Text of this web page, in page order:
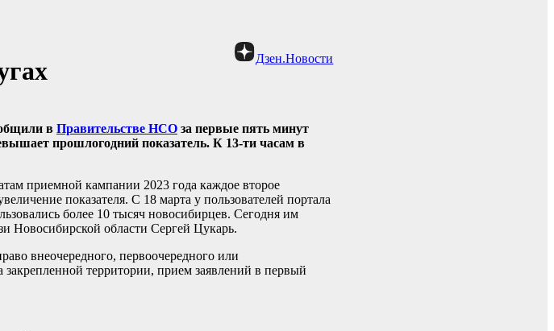
Дзен.Новости
в Правительстве НСО за первые пять минут
прошлогодний показатель. К 13-ти часам в
приемной кампании 2023 года каждое второе
показателя. С 18 марта у пользователей портала
более 10 тысяч новосибирцев. Сегодня им
Новосибирской области Сергей Цукарь.
внеочередного, первоочередного или
территории, прием заявлений в первый